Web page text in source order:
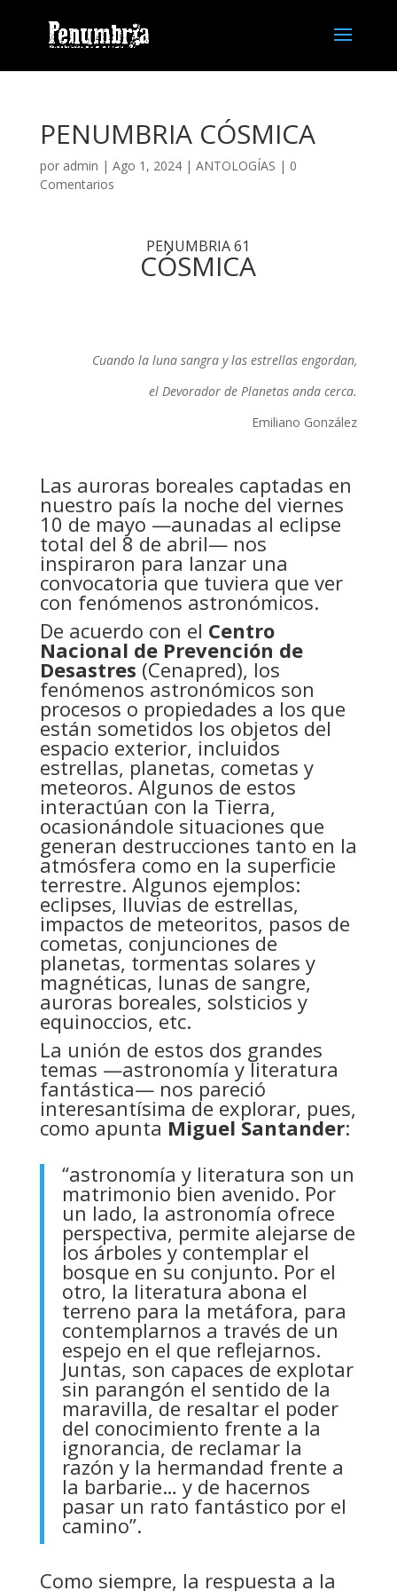
PENUMBRIA CÓSMICA
por admin | Ago 1, 2024 | ANTOLOGÍAS | 0
Comentarios
PENUMBRIA 61
CÓSMICA
Cuando la luna sangra y las estrellas engordan,
el Devorador de Planetas anda cerca.
Emiliano González
Las auroras boreales captadas en
nuestro país la noche del viernes
10 de mayo —aunadas al eclipse
total del 8 de abril— nos
inspiraron para lanzar una
convocatoria que tuviera que ver
con fenómenos astronómicos.
De acuerdo con el Centro
Nacional de Prevención de
Desastres (Cenapred), los
fenómenos astronómicos son
procesos o propiedades a los que
están sometidos los objetos del
espacio exterior, incluidos
estrellas, planetas, cometas y
meteoros. Algunos de estos
interactúan con la Tierra,
ocasionándole situaciones que
generan destrucciones tanto en la
atmósfera como en la superficie
terrestre. Algunos ejemplos:
eclipses, lluvias de estrellas,
impactos de meteoritos, pasos de
cometas, conjunciones de
planetas, tormentas solares y
magnéticas, lunas de sangre,
auroras boreales, solsticios y
equinoccios, etc.
La unión de estos dos grandes
temas —astronomía y literatura
fantástica— nos pareció
interesantísima de explorar, pues,
como apunta Miguel Santander:
“astronomía y literatura son un
matrimonio bien avenido. Por
un lado, la astronomía ofrece
perspectiva, permite alejarse de
los árboles y contemplar el
bosque en su conjunto. Por el
otro, la literatura abona el
terreno para la metáfora, para
contemplarnos a través de un
espejo en el que reflejarnos.
Juntas, son capaces de explotar
sin parangón el sentido de la
maravilla, de resaltar el poder
del conocimiento frente a la
ignorancia, de reclamar la
razón y la hermandad frente a
la barbarie… y de hacernos
pasar un rato fantástico por el
camino”.
Como siempre, la respuesta a la